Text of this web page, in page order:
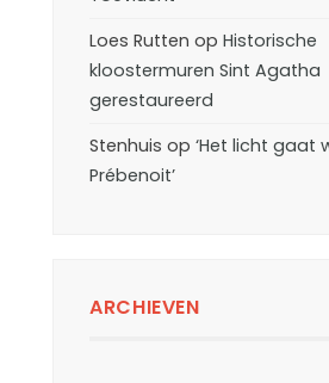
Loes Rutten op Historische
kloostermuren Sint Agatha
gerestaureerd
Stenhuis op ‘Het licht gaat
Prébenoit’
ARCHIEVEN